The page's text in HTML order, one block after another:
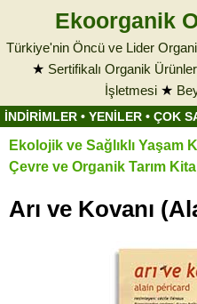
Ekoorganik
Türkiye'nin Öncü ve Lider
★ Sertifikalı Organik Ürünler
İşletmesi ★
İNDİRİMLER • YENİLER • ÇOK
Ekolojik ve Sağlıklı Yaşam
Çevre ve Organik Tarım
Arı ve Kovanı